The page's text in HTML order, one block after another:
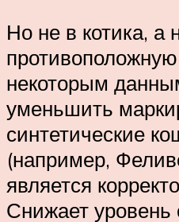
Но не в котика, а
некоторым
уменьшить
синтетические
(например,
является
Снижает уровень